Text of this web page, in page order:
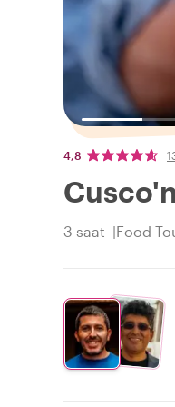
4,8
3 saat Food